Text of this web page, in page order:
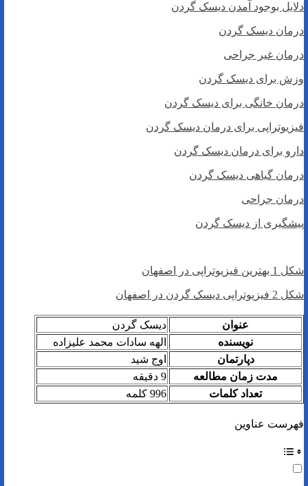
دلایل بوجود آمدن دیسک گردن
درمان دیسک گردن
درمان غیر جراحی
وزش برای دیسک گردن
درمان خانگی برای دیسک گردن
فیزیوتراپی برای درمان دیسک گردن
دارو برای درمان دیسک گردن
درمان گیاهی دیسک گردن
درمان جراحی
پیشگیری از دیسک گردن
شکل 1 بهترین فیزیوتراپی در اصفهان
شکل 2 فیزیوتراپی دیسک گردن در اصفهان
عنوان
دیسک گردن
نویسنده
الهه سادات محمد علیزاده
دپارتمان
اوج شید
مدت زمان مطالعه
9 دقیقه
تعداد کلمات
996 کلمه
فهرست عناوین